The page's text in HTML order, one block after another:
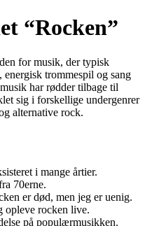
“Rocken”
for musik, der typisk
trommespil og sang
har rødder tilbage til
sig i forskellige undergenrer
alternative rock.
i mange årtier.
70erne.
er død, men jeg er uenig.
opleve rocken live.
på populærmusikken.